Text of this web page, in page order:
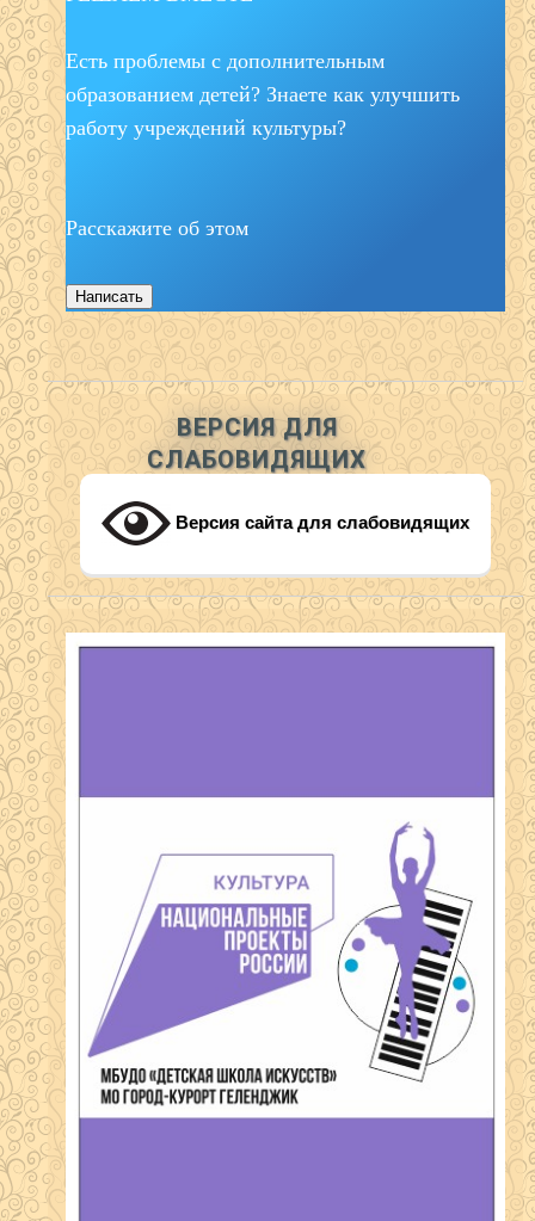
Есть проблемы с дополнительным
образованием детей? Знаете как улучшить
работу учреждений культуры?
Расскажите об этом
Написать
ВЕРСИЯ ДЛЯ
СЛАБОВИДЯЩИХ
Версия сайта для слабовидящих